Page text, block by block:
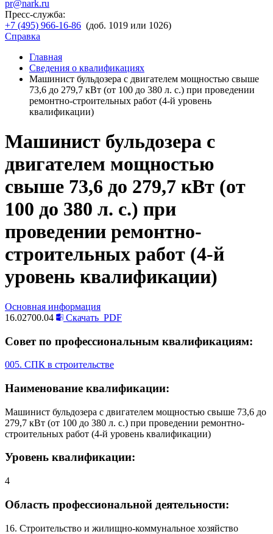
pr@nark.ru
Пресс-служба:
+7 (495) 966-16-86 (доб. 1019 или 1026)
Справка
Главная
Сведения о квалификациях
Машинист бульдозера с двигателем мощностью свыше
73,6 до 279,7 кВт (от 100 до 380 л. с.) при проведении
ремонтно-строительных работ (4-й уровень
квалификации)
Машинист бульдозера с
двигателем мощностью
свыше 73,6 до 279,7 кВт (от
100 до 380 л. с.) при
проведении ремонтно-
строительных работ (4-й
уровень квалификации)
Основная информация
16.02700.04
Скачать PDF
Совет по профессиональным квалификациям:
005. СПК в строительстве
Наименование квалификации:
Машинист бульдозера с двигателем мощностью свыше 73,6 до
279,7 кВт (от 100 до 380 л. с.) при проведении ремонтно-
строительных работ (4-й уровень квалификации)
Уровень квалификации:
4
Область профессиональной деятельности:
16. Строительство и жилищно-коммунальное хозяйство